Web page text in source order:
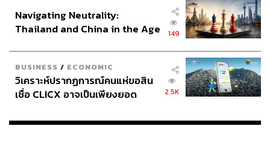
วริษฐา แซ่เจีย
นักเขียนอิสระที่ชื่นชอบเรื่องราวจิตวิทยาและ
สนใจปัญหาด้านสุขภาพจิต
Navigating Neutrality:
Thailand and China in the Age
149
BUSINESS / ECONOMIC
วิเคราะห์ปรากฏการณ์คนแห่ขอสิน
เชื่อ CLICX อาจเป็นเพียงยอด
เรือนไทยที่ถูกซุกไว้
2.5K